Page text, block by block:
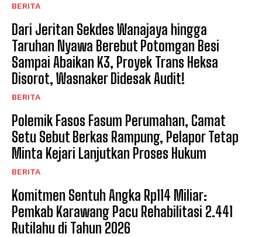
BERITA
Dari Jeritan Sekdes Wanajaya hingga
Taruhan Nyawa Berebut Potomgan Besi
Sampai Abaikan K3, Proyek Trans Heksa
Disorot, Wasnaker Didesak Audit!
BERITA
Polemik Fasos Fasum Perumahan, Camat
Setu Sebut Berkas Rampung, Pelapor Tetap
Minta Kejari Lanjutkan Proses Hukum
BERITA
Komitmen Sentuh Angka Rp114 Miliar:
Pemkab Karawang Pacu Rehabilitasi 2.441
Rutilahu di Tahun 2026